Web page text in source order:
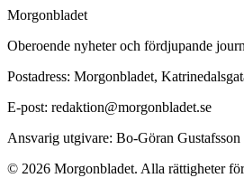
Morgonbladet
Oberoende nyheter och fördjupande
Postadress: Morgonbladet,
E-post: redaktion@morgonbladet.se
Ansvarig utgivare: Bo-Göran Gustafsson
© 2026 Morgonbladet. Alla rättigheter